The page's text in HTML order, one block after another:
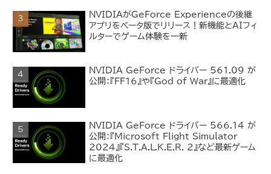
NVIDIAがGeForce Experienceの後継
アプリをベータ版でリリース！新機能とAIフィ
ルターでゲーム体験を一新
NVIDIA GeForce ドライバー 561.09 が
公開：『FF16』や『God of War』に最適化
NVIDIA GeForce ドライバー 566.14 が
公開：『Microsoft Flight Simulator
2024』『S.T.A.L.K.E.R. 2』など最新ゲーム
に最適化